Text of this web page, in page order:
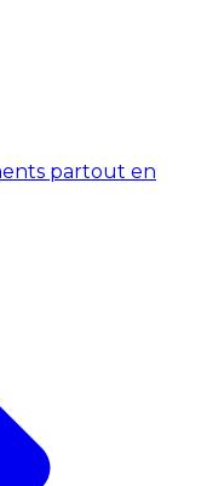
partout en